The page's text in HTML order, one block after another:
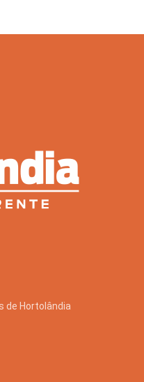
de Hortolândia